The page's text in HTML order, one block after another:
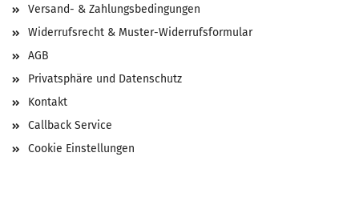
Versand- & Zahlungsbedingungen
Widerrufsrecht & Muster-Widerrufsformular
AGB
Privatsphäre und Datenschutz
Kontakt
Callback Service
Cookie Einstellungen